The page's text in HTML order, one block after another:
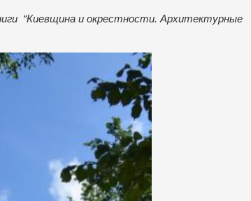
“Киевщина и окрестности. Архитектурные